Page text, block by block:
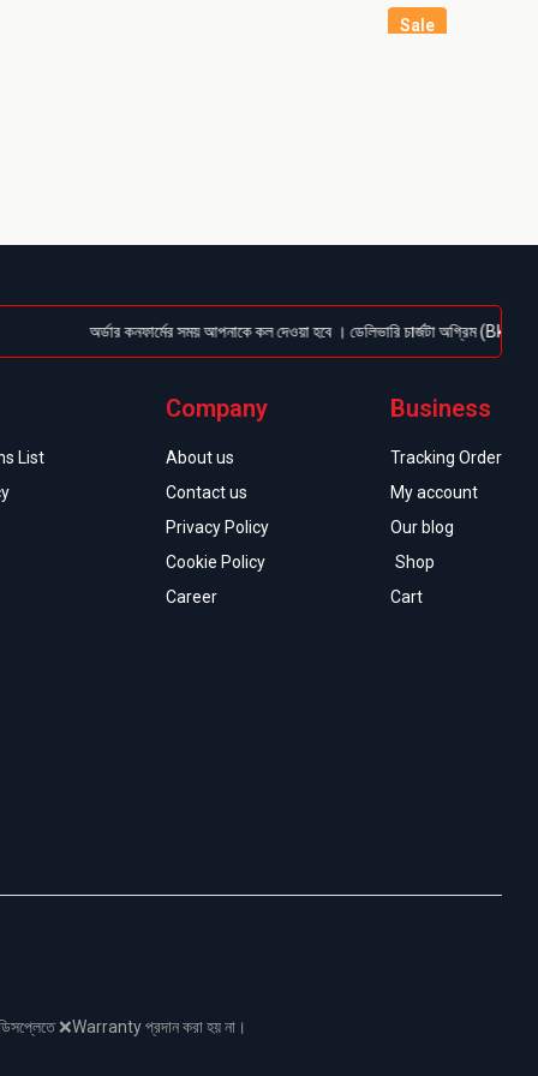
Sale
অর্ডার কনফার্মের সময় আপনাকে কল দেওয়া হবে । ডেলিভারি চার্জটা অগ্রিম (Bkash/
List
Company
About us
Contact us
Privacy Policy
Cookie Policy
Career
Business
Tracking Order
My account
Our blog
Shop
Cart
❌Warranty প্রদান করা হয় না।